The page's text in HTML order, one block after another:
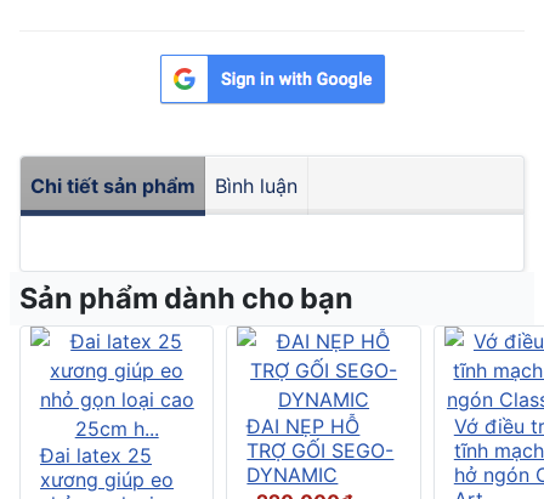
Chi tiết sản phẩm Bình luận
Sản phẩm dành cho bạn
Đai latex 25
xương giúp eo
ĐAI NẸP HỖ
TRỢ GỐI SEGO-
DYNAMIC
Vớ điều
tĩnh
hở ngón